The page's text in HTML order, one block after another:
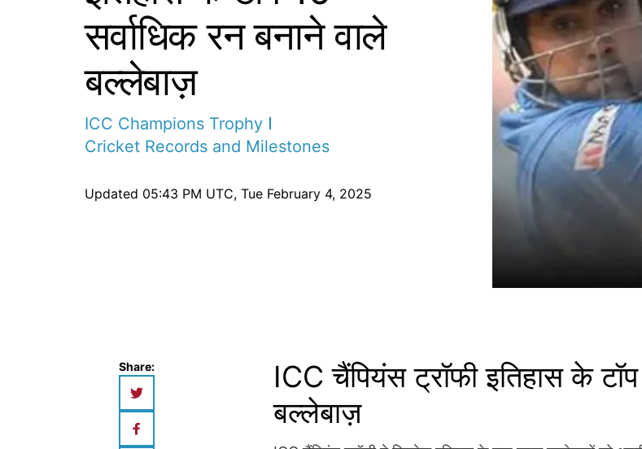
सर्वाधिक रन बनाने वाले
बल्लेबाज़
ICC Champions Trophy
Cricket Records and Milestones
Updated 05:43 PM UTC, Tue February 4, 2025
Share:
ICC चैंपियंस ट्रॉफी इतिहास के
बल्लेबाज़